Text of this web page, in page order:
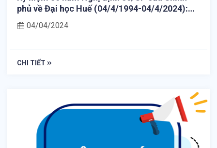
phủ về Đại học Huế (04/4/1994-04/4/2024):
Chặng đường 30 năm trong tiến trình phát
triển Đại học Huế thành Đại học Quốc gia
04/04/2024
CHI TIẾT